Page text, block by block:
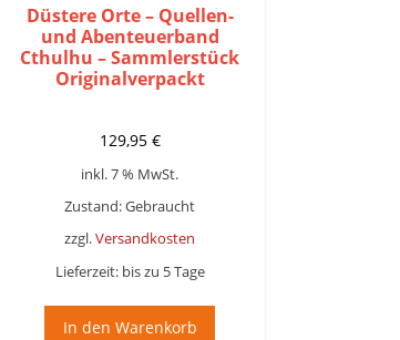
Düstere Orte – Quellen-
und Abenteuerband
Cthulhu – Sammlerstück
Originalverpackt
129,95 €
inkl. 7 % MwSt.
Zustand: Gebraucht
zzgl.Versandkosten
Lieferzeit: bis zu 5 Tage
In den Warenkorb